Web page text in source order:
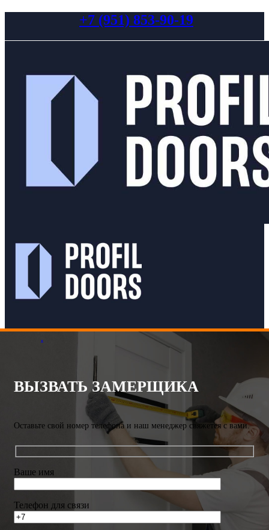
+7 (951) 853-90-19
.
ВЫЗВАТЬ ЗАМЕРЩИКА
Оставьте свой номер телефона и наш менеджер свяжется с вами.
Ваше имя
Телефон для связи